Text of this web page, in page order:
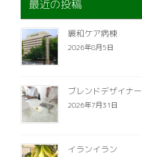
最近の投稿
緩和ケア病棟
2026年8月5日
ブレンドデザイナー
2026年7月31日
イランイラン